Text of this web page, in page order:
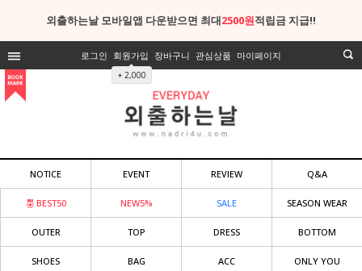
외출하는날 모바일앱 다운받으면 최대2500원적립금 지급!!
로그인 회원가입
+ 2,000
장바구니 관심상품 마이페이지
NOTICE EVENT REVIEW Q&A
BEST50 NEW5% SALE SEASON WEAR
OUTER TOP DRESS BOTTOM
SHOES BAG ACC ONLY YOU